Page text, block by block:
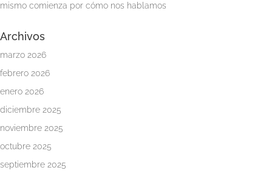
mismo comienza por cómo nos hablamos
Archivos
marzo 2026
febrero 2026
enero 2026
diciembre 2025
noviembre 2025
octubre 2025
septiembre 2025